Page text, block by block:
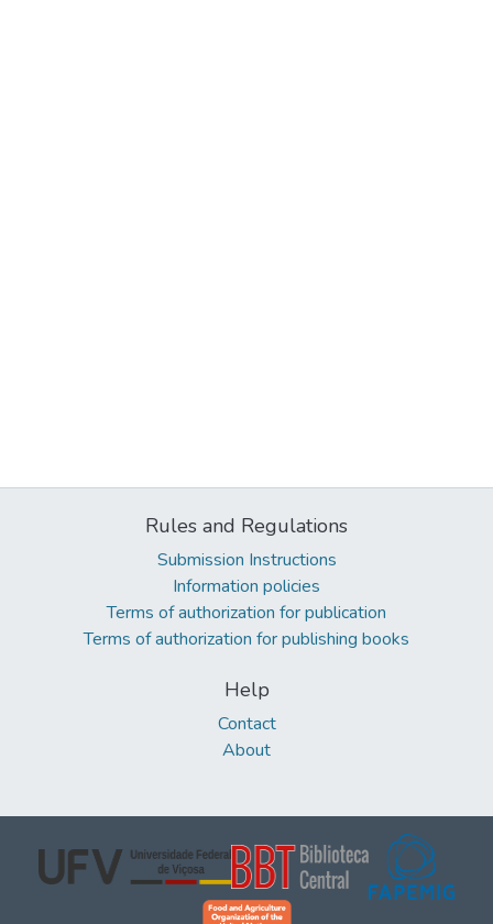
Rules and Regulations
Submission Instructions
Information policies
Terms of authorization for publication
Terms of authorization for publishing books
Help
Contact
About